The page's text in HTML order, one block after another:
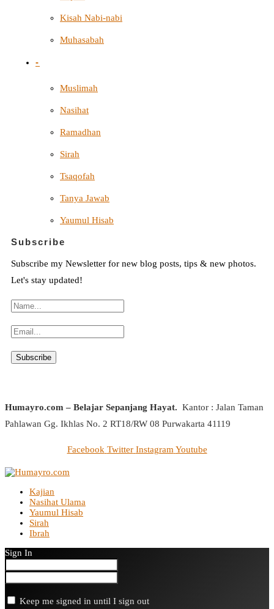
Kisah Nabi-nabi
Muhasabah
-
Muslimah
Nasihat
Ramadhan
Sirah
Tsaqofah
Tanya Jawab
Yaumul Hisab
Subscribe
Subscribe my Newsletter for new blog posts, tips & new photos.
Let's stay updated!
Humayro.com – Belajar Sepanjang Hayat. Kantor : Jalan Taman
Pahlawan Gg. Ikhlas No. 2 RT18/RW 08 Purwakarta 41119
Facebook Twitter Instagram Youtube
Kajian
Nasihat Ulama
Yaumul Hisab
Sirah
Ibrah
Sign In
Keep me signed in until I sign out